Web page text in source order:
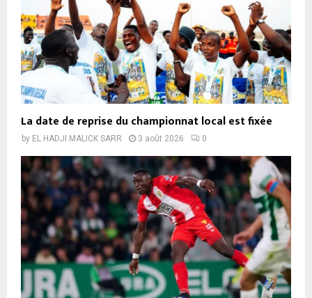
La date de reprise du championnat local est fixée
by EL HADJI MALICK SARR 3 août 2026 0